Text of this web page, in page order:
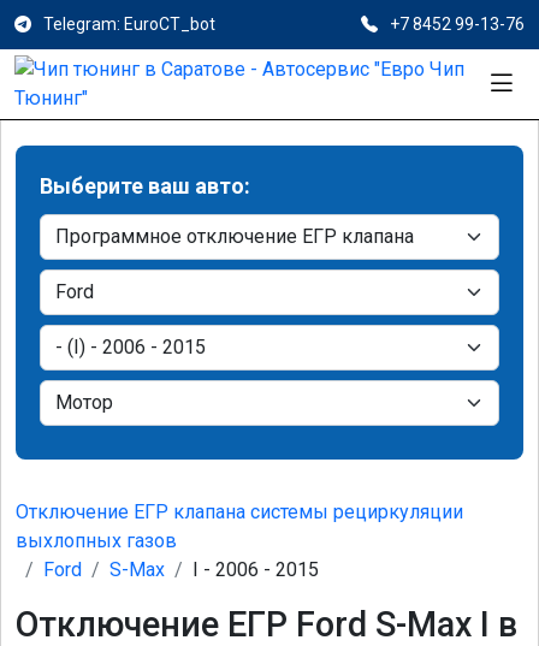
Telegram: EuroCT_bot +7 8452 99-13-76
Выберите ваш авто:
Отключение ЕГР клапана системы рециркуляции
выхлопных газов
Ford
S-Max I - 2006 - 2015
Отключение ЕГР Ford S-Max I в